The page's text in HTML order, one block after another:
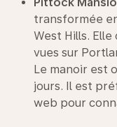
transformée
West Hills.
vues sur
Le manoir est
jours. Il est
web pour